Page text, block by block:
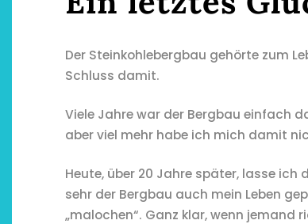
Der Steinkohlebergbau gehörte zum
Schluss damit.
Viele Jahre war der Bergbau einfach
aber viel mehr habe ich mich damit
Heute, über 20 Jahre später, lasse ich
sehr der Bergbau auch mein Leben
„malochen“. Ganz klar, wenn